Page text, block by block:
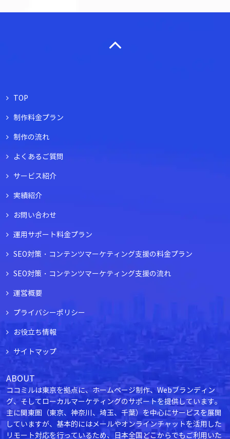
TOP
制作料金プラン
制作の流れ
よくあるご質問
サービス紹介
実績紹介
お問い合わせ
運用サポート料金プラン
SEO対策・コンテンツマーケティング支援の料金プラン
SEO対策・コンテンツマーケティング支援の流れ
運営概要
プライバシーポリシー
お役立ち情報
サイトマップ
ABOUT
ココミルは東京を拠点に、ホームページ制作、Webブランディン
グ、そしてローカルマーケティングのサポートを提供しています。
主に関東圏（東京、神奈川、埼玉、千葉）を中心にサービスを展開
していますが、基本的にはメールやオンラインチャットを活用した
リモート対応を行っているため、日本全国どこからでもご利用いた